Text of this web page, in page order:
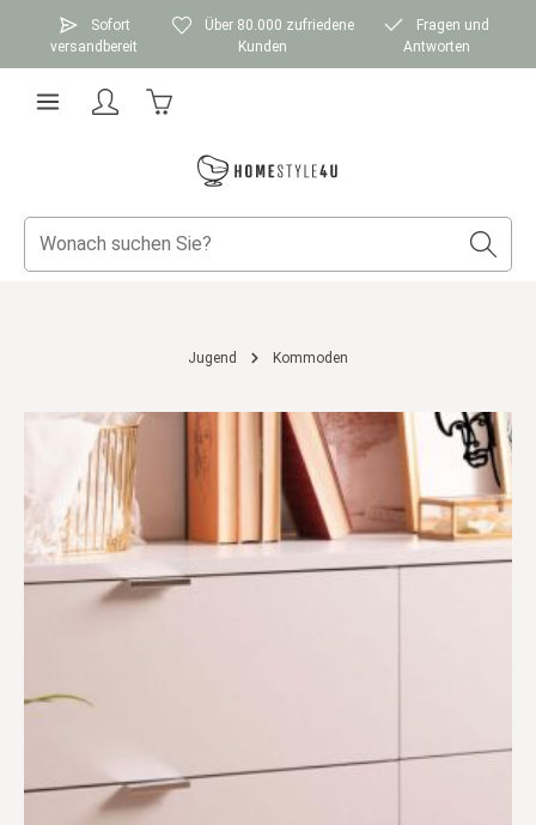
Zum Hauptinhalt springen
Sofort
versandbereit
Über 80.000 zufriedene
Kunden
Fragen und
Antworten
Jugend Kommoden